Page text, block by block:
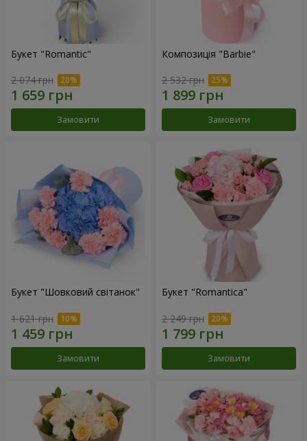
Букет "Romantic"
2 074 грн
Замовити
Композиція "Barbie"
2 532 грн
Замовити
Букет "Шовковий світанок"
1 621 грн
Замовити
Букет "Romantica"
2 249 грн
Замовити